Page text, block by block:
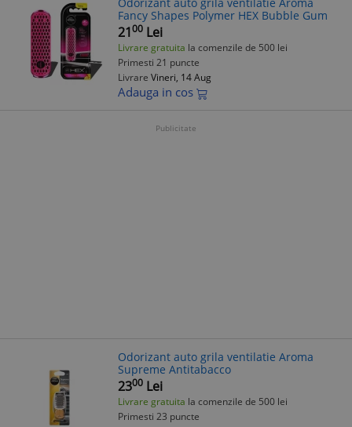
Fancy Shapes Polymer HEX Bubble Gum
2100 Lei
Livrare gratuita la comenzile de 500 lei
Primesti 21 puncte
Livrare Vineri, 14 Aug
Adauga in cos
Publicitate
Odorizant auto grila ventilatie Aroma
Supreme Antitabacco
2300 Lei
Livrare gratuita la comenzile de 500 lei
Primesti 23 puncte